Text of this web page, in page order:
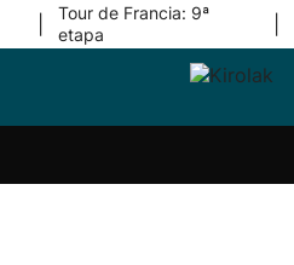
Tour de Francia: 9ª
etapa
Equipos